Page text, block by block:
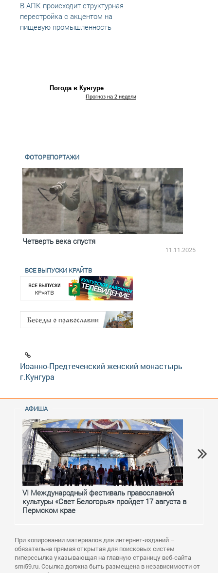
В АПК происходит структурная
перестройка с акцентом на
пищевую промышленность
Погода в Кунгуре
Прогноз на 2 недели
ФОТОРЕПОРТАЖИ
Четверть века спустя
11.11.2025
ВСЕ ВЫПУСКИ КРАЙТВ
Иоанно-Предтеченский женский монастырь
г.Кунгура
АФИША
VI Международный фестиваль православной
культуры «Свет Белогорья» пройдет 17 августа в
Пермском крае
При копировании материалов для интернет-изданий –
обязательна прямая открытая для поисковых систем
гиперссылка указывающая на главную страницу веб-сайта
smi59.ru. Ссылка должна быть размещена в независимости от